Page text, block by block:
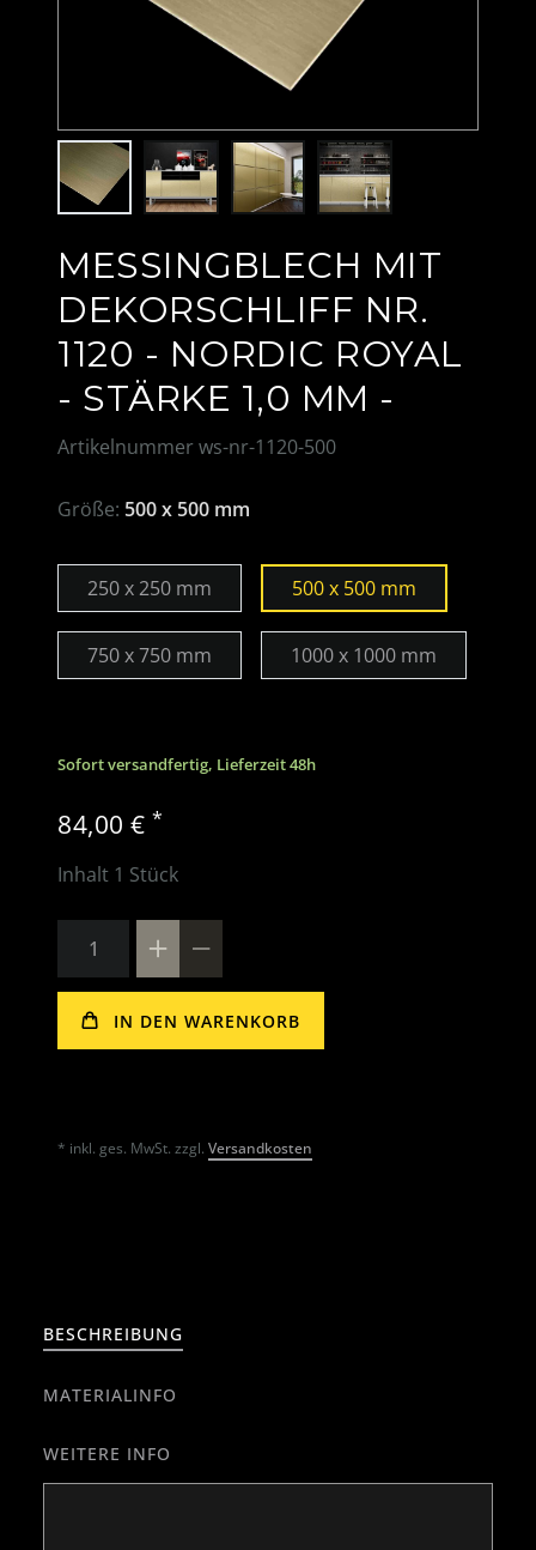
MESSINGBLECH MIT
DEKORSCHLIFF NR.
1120 - NORDIC ROYAL
- STÄRKE 1,0 MM -
Artikelnummer ws-nr-1120-500
Größe: 500 x 500 mm
250 x 250 mm 500 x 500 mm
750 x 750 mm 1000 x 1000 mm
Sofort versandfertig, Lieferzeit 48h
84,00 € *
Inhalt 1 Stück
IN DEN WARENKORB
* inkl. ges. MwSt. zzgl. Versandkosten
BESCHREIBUNG
MATERIALINFO
WEITERE INFO